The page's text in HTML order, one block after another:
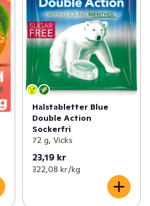
Halstabletter Blue
Double Action
Sockerfri
72 g, Vicks
23,19 kr
322,08 kr /kg